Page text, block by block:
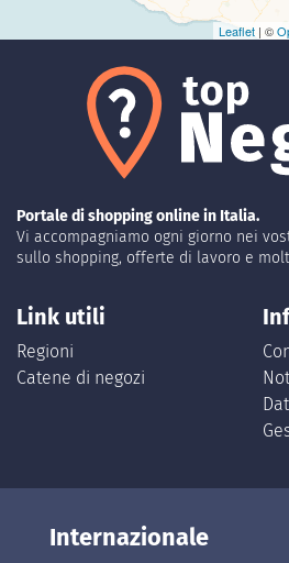
Leaflet | ©
Portale di shopping online in Italia.
Vi accompagniamo ogni giorno nei
sullo shopping, offerte di lavoro e
Link utili
Regioni
Catene di negozi
Internazionale